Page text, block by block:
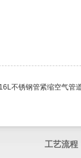
不锈钢管紧缩空气管
工艺流程